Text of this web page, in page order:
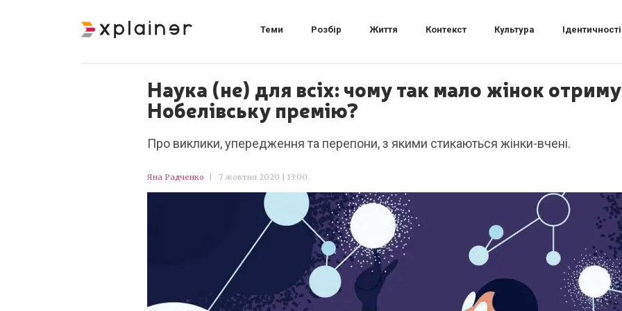
Теми Розбір Життя Контекст Культура Ідентичності
Наука (не) для всіх: чому так мало жінок
Нобелівську премію?
Про виклики, упередження та перепони, з якими стикаються жінки-вчені.
Яна Радченко 7 жовтня 2020 | 13:00